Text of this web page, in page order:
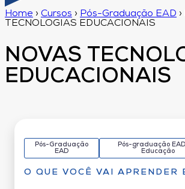
Home › Cursos › Pós-Graduação EAD ›
TECNOLOGIAS EDUCACIONAIS
NOVAS
EDUCACIONAIS
Pós-Graduação
EAD
Pós-graduação
Educação
O QUE VOCÊ VAI APRENDER